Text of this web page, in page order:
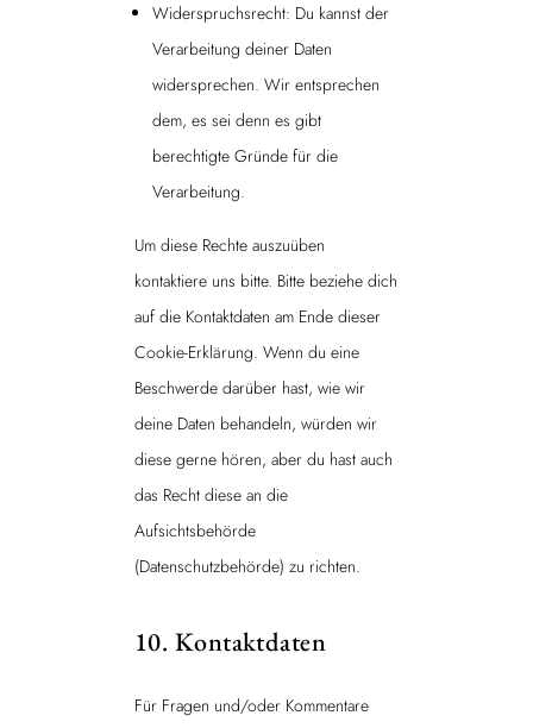
Widerspruchsrecht: Du kannst der
Verarbeitung deiner Daten
widersprechen. Wir entsprechen
dem, es sei denn es gibt
berechtigte Gründe für die
Verarbeitung.
Um diese Rechte auszuüben
kontaktiere uns bitte. Bitte beziehe dich
auf die Kontaktdaten am Ende dieser
Cookie-Erklärung. Wenn du eine
Beschwerde darüber hast, wie wir
deine Daten behandeln, würden wir
diese gerne hören, aber du hast auch
das Recht diese an die
Aufsichtsbehörde
(Datenschutzbehörde) zu richten.
10. Kontaktdaten
Für Fragen und/oder Kommentare